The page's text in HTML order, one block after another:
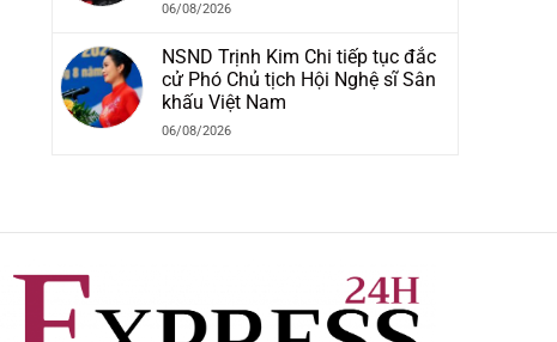
06/08/2026
NSND Trịnh Kim Chi tiếp tục đắc
cử Phó Chủ tịch Hội Nghệ sĩ Sân
khấu Việt Nam
06/08/2026